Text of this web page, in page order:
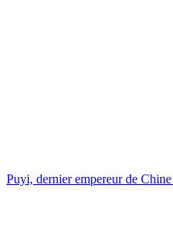
Puyi, dernier empereur de